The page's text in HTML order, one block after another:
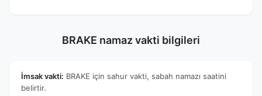
BRAKE namaz vakti bilgileri
İmsak vakti: BRAKE için sahur vakti, sabah namazı saatini
belirtir.